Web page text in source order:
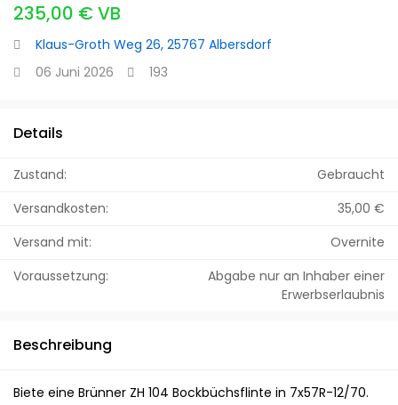
235,00 € VB
Klaus-Groth Weg 26, 25767 Albersdorf
06 Juni 2026
193
Details
Zustand:
Gebraucht
Versandkosten:
35,00 €
Versand mit:
Overnite
Voraussetzung:
Abgabe nur an Inhaber einer
Erwerbserlaubnis
Beschreibung
Biete eine Brünner ZH 104 Bockbüchsflinte in 7x57R-12/70.